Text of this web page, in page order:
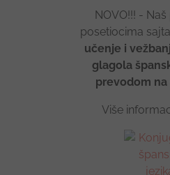
NOVO!!! -
posetiocima
učenje i
glagola
prevodom na
Više